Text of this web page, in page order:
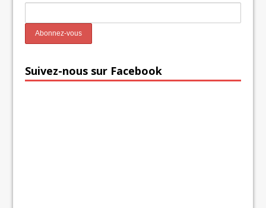
Suivez-nous sur Facebook